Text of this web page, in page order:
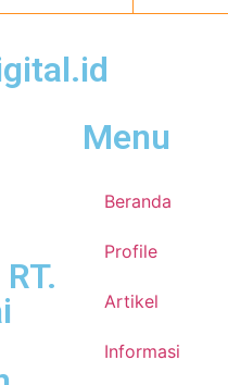
Menu
Beranda
Profile
Artikel
Informasi